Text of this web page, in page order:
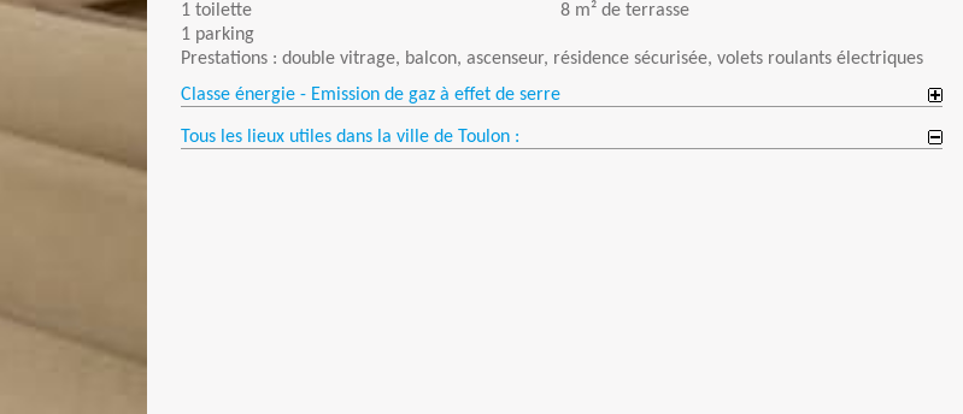
1 toilette
8 m² de terrasse
1 parking
Prestations : double vitrage, balcon, ascenseur, résidence sécurisée, volets roulants électriques
Classe énergie - Emission de gaz à effet de serre
Tous les lieux utiles dans la ville de Toulon :